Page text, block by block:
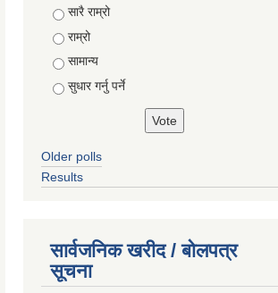
Choices
सारै राम्रो
राम्रो
सामान्य
सुधार गर्नु पर्ने
Older polls
Results
सार्वजनिक खरीद / बोलपत्र
सूचना